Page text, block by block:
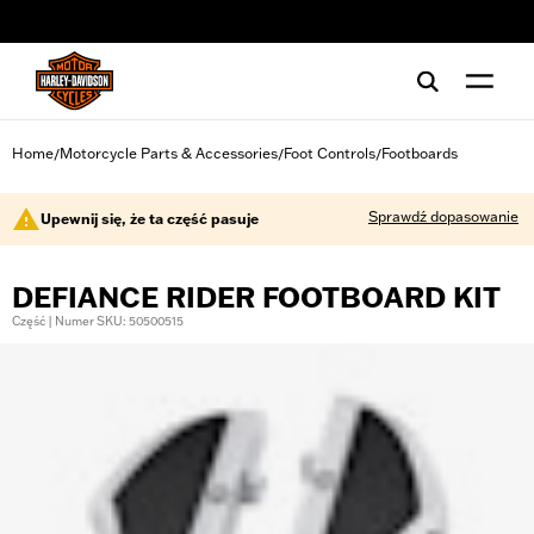
Home/Motorcycle Parts & Accessories/Foot Controls/Footboards
Upewnij się, że ta część pasuje Sprawdź dopasowanie
DEFIANCE RIDER FOOTBOARD KIT
Część | Numer SKU: 50500515